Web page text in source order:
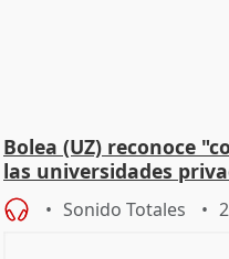
Bolea (UZ) reconoce
las universidades
Sonido Totales